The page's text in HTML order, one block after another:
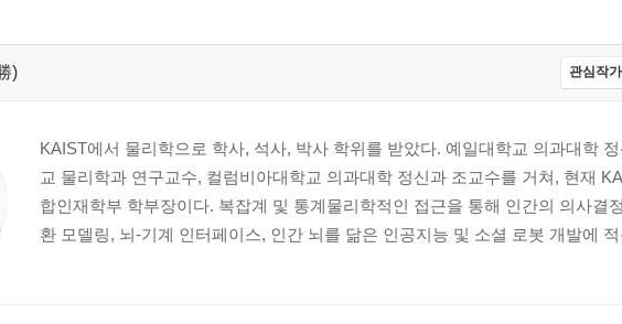
) 관심작
KAIST에서 물리학으로 학사, 석사, 박사 학위를 받았다. 예일대학교 의과대학
교 물리학과 연구교수, 컬럼비아대학교 의과대학 정신과 조교수를 거쳐, 현재
합인재학부 학부장이다. 복잡계 및 통계물리학적인 접근을 통해 인간의 의사결
환 모델링, 뇌-기계 인터페이스, 인간 뇌를 닮은 인공지능 및 소셜 로봇 개발에